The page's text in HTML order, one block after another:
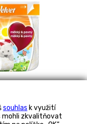
souhlas k využití
mohli zkvalitňovat